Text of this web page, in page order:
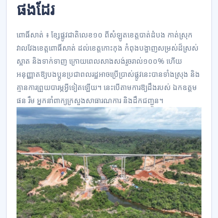
ផងដែរ
ពោធិ៍សាត់ ៖ ខ្សែផ្លូវជាតិលេខ១០ ពីសំឡូតខេត្តបាត់ដំបង កាត់ស្រុក
វាលវែងខេត្តពោធិ៍សាត់ ដល់ខេត្តកោះកុង កំពុងបង្ហាញសម្រស់ដ៏ស្រស់
ស្អាត និងទាក់ទាញ ក្រោយពេលសាងសង់រួចរាល់១០០% ហើយ
អនុញ្ញាតឱ្យបងប្អូនប្រជាពលរដ្ឋអាចប្រើប្រាស់ផ្លូវនេះបានទាំងស្រុង និង
គ្មានការព្រួយបារម្ភអ្វីទៀតឡើយ។ នេះបើតាមការឱ្យដឹងរបស់ ឯកឧត្តម
ផន រឹម អ្នកនាំពាក្យក្រសួងសាធារណការ និងដឹកជញ្ជូន។